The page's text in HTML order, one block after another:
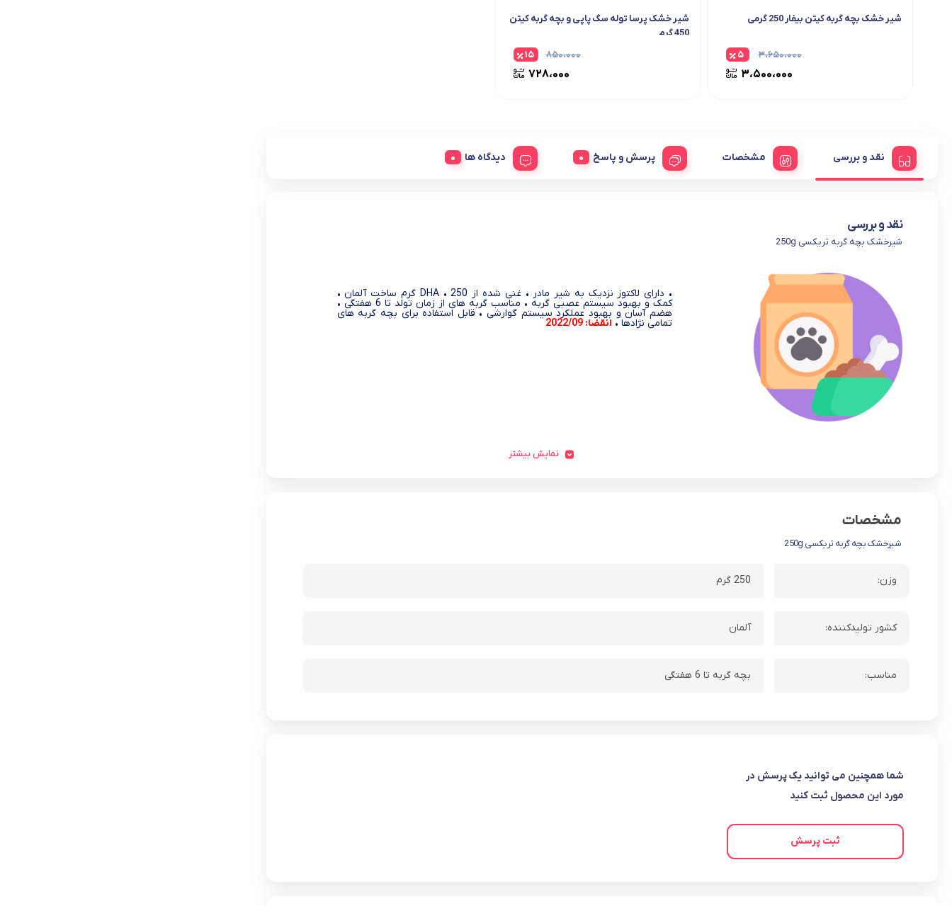
شیر خشک بچه گربه کیتن بیفار 250 گرمی
۳،۶۵۰،۰۰۰
۳،۵۰۰،۰۰۰
۵
شیر خشک پرسا توله سگ پاپی و بچه گربه کیتن
450 گرم
۸۵۰،۰۰۰
۷۲۸،۰۰۰
۱۵
نقد و بررسی مشخصات پرسش و پاسخ دیدگاه ها
نقد و بررسی
شیرخشک بچه گربه تریکسی 250g
• دارای لاکتوز نزدیک به شیر مادر • غنی شده از DHA • 250 گرم ساخت آلمان •
کمک و بهبود سیستم عصبی گربه • مناسب گربه های از زمان تولد تا 6 هفتگی •
هضم آسان و بهبود عملکرد سیستم گوارشی • قابل استفاده برای بچه گربه های
تمامی نژادها • انقضا: 2022/09
نمایش بیشتر
مشخصات
شیرخشک بچه گربه تریکسی 250g
وزن: 250 گرم
کشور تولیدکننده: آلمان
مناسب: بچه گربه تا 6 هفتگی
شما همچنین می توانید یک پرسش در
مورد این محصول ثبت کنید
ثبت پرسش